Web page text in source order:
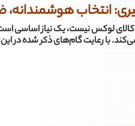
انتخاب هوشمندانه،
لوکس نیست، یک نیاز اساسی
با رعایت گام‌های ذکر شده در این